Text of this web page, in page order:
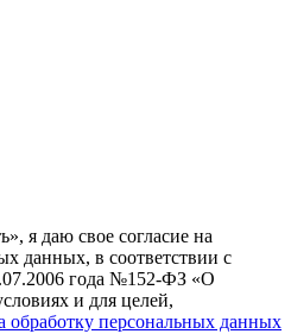
я даю свое согласие на
данных, в соответствии с
года №152-ФЗ «О
и для целей,
обработку персональных данных